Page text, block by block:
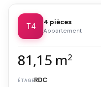
T4 4 pièces
Appartement
81,15 m2
RDC